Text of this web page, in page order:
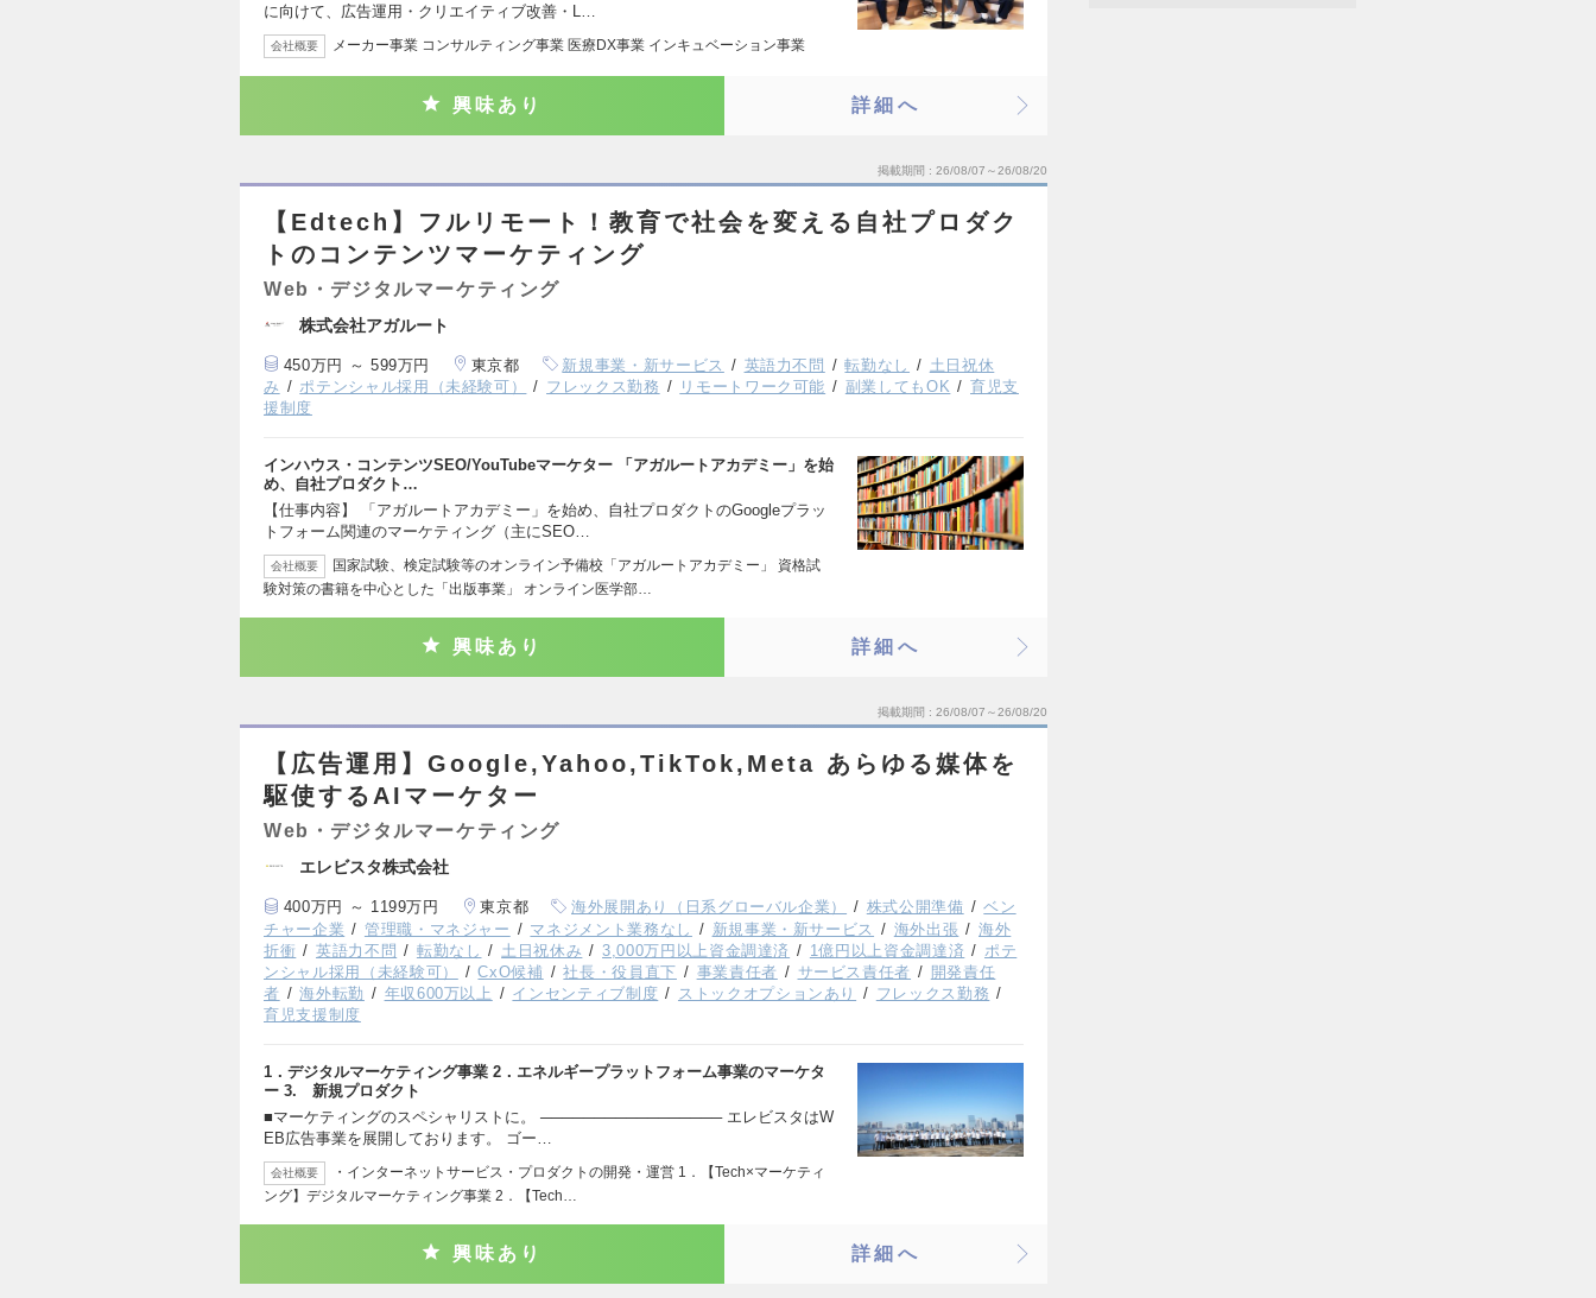
に向けて、広告運用・クリエイティブ改善・L…
会社概要 メーカー事業 コンサルティング事業 医療DX事業 インキュベーション事業
興味あり 詳細へ
掲載期間 26/08/07～26/08/20
【Edtech】フルリモート！教育で社会を変える自社プロダク
トのコンテンツマーケティング
Web・デジタルマーケティング
株式会社アガルート
450万円 ～ 599万円 東京都 新規事業・新サービス 英語力不問 転勤なし
土日祝休
み
ポテンシャル採用（未経験可） フレックス勤務 リモートワーク可能 副業してもOK
育児支
援制度
インハウス・コンテンツSEO/YouTubeマーケター 「アガルートアカデミー」を始
め、自社プロダクト…
【仕事内容】 「アガルートアカデミー」を始め、自社プロダクトのGoogleプラッ
トフォーム関連のマーケティング（主にSEO…
会社概要
国家試験、検定試験等のオンライン予備校「アガルートアカデミー」 資格試
験対策の書籍を中心とした「出版事業」 オンライン医学部…
興味あり 詳細へ
掲載期間 26/08/07～26/08/20
【広告運用】Google,Yahoo,TikTok,Meta あらゆる媒体を
駆使するAIマーケター
Web・デジタルマーケティング
エレビスタ株式会社
400万円 ～ 1199万円 東京都 海外展開あり（日系グローバル企業） 株式公開準備
ベン
チャー企業
管理職・マネジャー マネジメント業務なし 新規事業・新サービス 海外出張
海外
折衝
英語力不問 転勤なし 土日祝休み 3,000万円以上資金調達済 1億円以上資金調達済
ポテ
ンシャル採用（未経験可）
CxO候補 社長・役員直下 事業責任者 サービス責任者
開発責任
者
海外転勤 年収600万以上 インセンティブ制度 ストックオプションあり
フレックス勤務
育児支援制度
1．デジタルマーケティング事業 2．エネルギープラットフォーム事業のマーケタ
ー 3. 新規プロダクト
■マーケティングのスペシャリストに。 ───────────────── エレビスタはW
EB広告事業を展開しております。 ゴー…
会社概要
・インターネットサービス・プロダクトの開発・運営 1．【Tech×マーケティ
ング】デジタルマーケティング事業 2．【Tech…
興味あり 詳細へ